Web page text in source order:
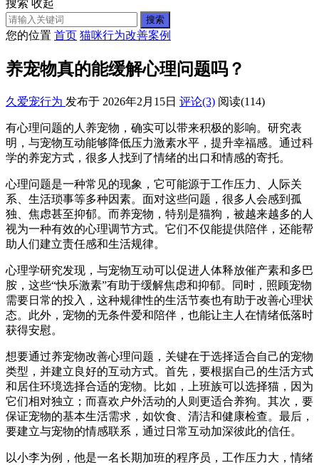
搜索 收起
搜索
您的位置 首页 猫咪行为改善案例
养宠物真的能缓解心理问题吗？
久爱宠行为 发布于 2026年2月15日 评论(3) 阅读(114)
有心理问题的人养宠物，确实可以带来积极的影响。研究表
明，与宠物互动能够降低压力激素水平，提升幸福感。通过科
学的养宠方式，很多人找到了情绪的出口和情感的寄托。
心理问题是一种常见的现象，它可能源于工作压力、人际关
系、生活琐事等多种因素。面对这些问题，很多人会感到孤
独、焦虑甚至抑郁。而养宠物，特别是猫狗，被越来越多的人
视为一种有效的心理调节方式。它们不仅能提供陪伴，还能帮
助人们建立责任感和生活规律。
心理学研究发现，与宠物互动可以促进人体释放催产素和多巴
胺，这些“快乐激素”有助于缓解焦虑和抑郁。同时，照顾宠物
需要日常的投入，这种规律性的生活节奏也有助于改善心理状
态。此外，宠物的无条件爱和陪伴，也能让主人在情绪低落时
获得安慰。
想要通过养宠物改善心理问题，关键在于选择适合自己的宠物
类型，并建立良好的互动方式。首先，要根据自己的生活方式
和居住环境选择合适的宠物。比如，上班族可以选择猫，因为
它们相对独立；而喜欢户外活动的人则更适合养狗。其次，要
保证宠物的基本生活需求，如饮食、清洁和健康检查。最后，
要建立与宠物的情感联系，通过日常互动加深彼此的信任。
以小李为例，他是一名长期加班的程序员，工作压力大，情绪